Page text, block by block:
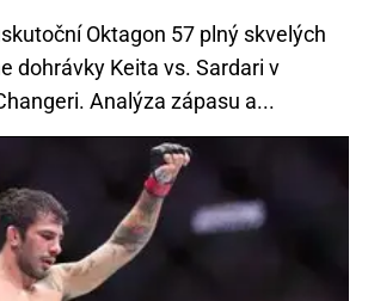
Oktagon 57 plný skvelých
dohrávky Keita vs. Sardari v
Analýza zápasu a...